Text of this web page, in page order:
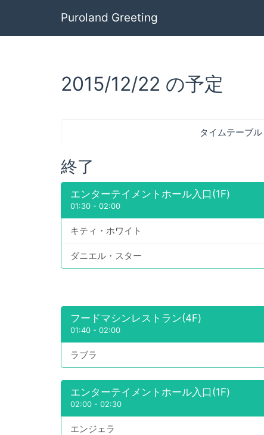
Puroland Greeting
2015/12/22 の予定
タイムテーブル
終了
エンターテイメントホール入口(1F)
01:30 - 02:00
キティ・ホワイト
ダニエル・スター
フードマシンレストラン(4F)
01:40 - 02:00
ラブラ
エンターテイメントホール入口(1F)
02:00 - 02:30
エンジェラ